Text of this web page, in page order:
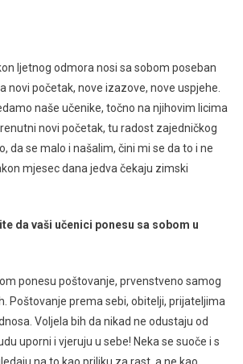
ljetnog odmora nosi sa sobom poseban
novi početak, nove izazove, nove uspjehe.
naše učenike, točno na njihovim licima
novi početak, tu radost zajedničkog
da se malo i našalim, čini mi se da to i ne
mjesec dana jedva čekaju zimski
da vaši učenici ponesu sa sobom u
ponesu poštovanje, prvenstveno samog
Poštovanje prema sebi, obitelji, prijateljima
Voljela bih da nikad ne odustaju od
uporni i vjeruju u sebe! Neka se suoče i s